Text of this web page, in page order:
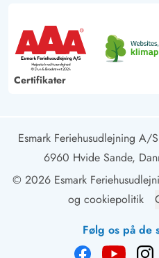
Certifikater
Esmark Feriehusudlejning A/
6960 Hvide Sande,
© 2026 Esmark
og cookiepolitik
Følg os på de